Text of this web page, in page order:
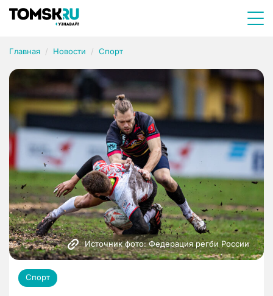
Главная Новости Спорт
Источник фото: Федерация регби России
Спорт